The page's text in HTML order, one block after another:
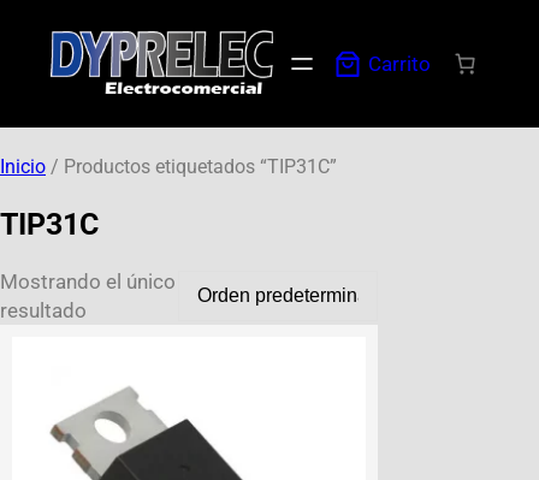
Carrito
Inicio / Productos etiquetados “TIP31C”
TIP31C
Mostrando el único
resultado